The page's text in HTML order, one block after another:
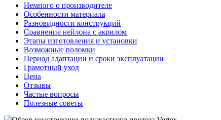
Немного о производителе
Особенности материала
Разновидности конструкций
Сравнение нейлона с акрилом
Этапы изготовления и установки
Возможные поломки
Период адаптации и сроки эксплуатации
Грамотный уход
Цена
Отзывы
Частые вопросы
Полезные советы